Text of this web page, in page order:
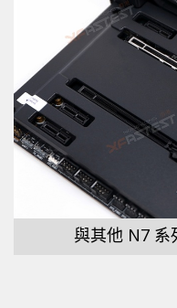
與其他 N7 系